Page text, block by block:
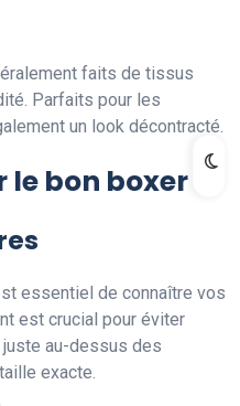
faits de tissus
Parfaits pour les
un look décontracté.
bon boxer ?
essentiel de connaître vos
est crucial pour éviter
au-dessus des
exacte.